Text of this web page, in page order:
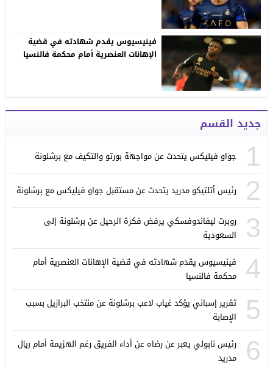
فينيسيوس يقدم شهادته في قضية
الإهانات العنصرية أمام محكمة فالنسيا
جديد القسم
1 جواو فيليكس يتحدث عن مواجهة بورتو والتكيف مع برشلونة
2 رئيس أتلتيكو مدريد يتحدث عن مستقبل جواو فيليكس مع برشلونة
3
روبرت ليفاندوفسكي يرفض فكرة الرحيل عن برشلونة إلى
السعودية
4
فينيسيوس يقدم شهادته في قضية الإهانات العنصرية أمام
محكمة فالنسيا
5
تقرير إسباني يؤكد غياب لاعب برشلونة عن منتخب البرازيل بسبب
الإصابة
6
رئيس نابولي يعبر عن رضاه عن أداء الفريق رغم الهزيمة أمام ريال
مدريد